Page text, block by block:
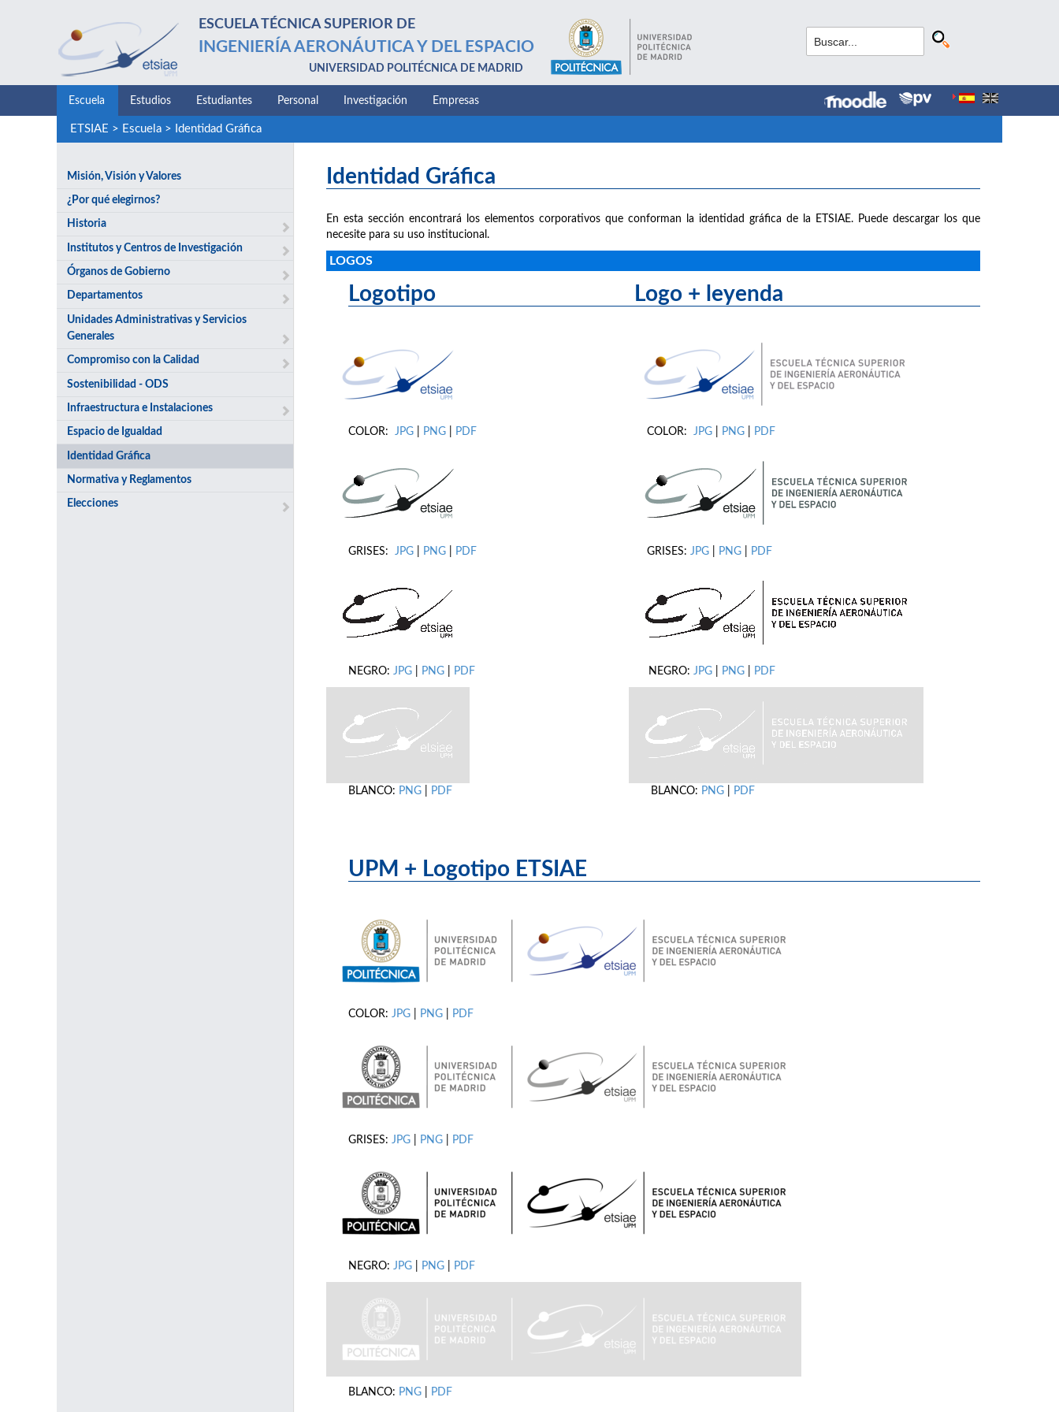
ESCUELA TÉCNICA SUPERIOR DE
INGENIERÍA AERONÁUTICA Y DEL ESPACIO
UNIVERSIDAD POLITÉCNICA DE MADRID
Escuela Estudios Estudiantes Personal Investigación Empresas
ETSIAE > Escuela> Identidad Gráfica
Misión, Visión y Valores
¿Por qué elegirnos?
Historia
Institutos y Centros de Investigación
Órganos de Gobierno
Departamentos
Unidades Administrativas y Servicios
Generales
Compromiso con la Calidad
Sostenibilidad - ODS
Infraestructura e Instalaciones
Espacio de Igualdad
Identidad Gráfica
Normativa y Reglamentos
Elecciones
Identidad Gráfica
En esta sección encontrará los elementos corporativos que conforman la identidad gráfica de la ETSIAE. Puede descargar los que
necesite para su uso institucional.
LOGOS
Logotipo Logo + leyenda
COLOR: JPG PNG PDF COLOR: JPG PNG PDF
GRISES: JPG PNG PDF GRISES: JPG PNG PDF
NEGRO: JPG PNG PDF NEGRO: JPG PNG PDF
BLANCO: PNG PDF BLANCO: PNG PDF
UPM + Logotipo ETSIAE
COLOR: JPG PNG PDF
GRISES: JPG PNG PDF
NEGRO: JPG PNG PDF
BLANCO: PNG PDF